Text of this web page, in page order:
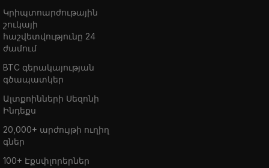
Կրիպտոարժութային
շուկայի
հաշվետվությունը 24
ժամում
BTC գերակայության
գծապատկեր
Ալտքոինների Սեզոնի
Ինդեքս
20,000+ արժույթի ուղիղ
գներ
100+ Էքսփլորերներ